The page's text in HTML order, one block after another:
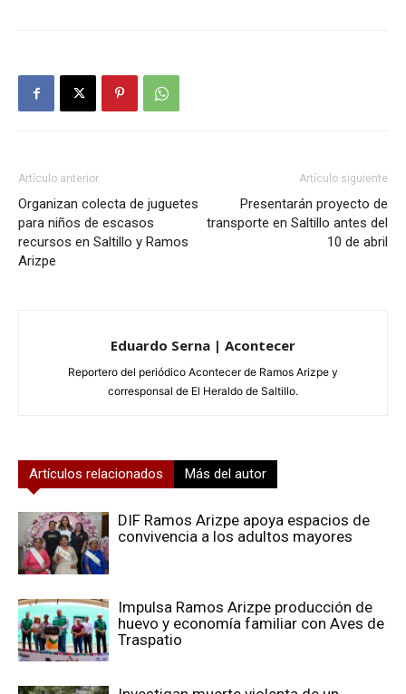
Artículo anterior
Organizan colecta de juguetes
para niños de escasos
recursos en Saltillo y Ramos
Arizpe
Artículo siguiente
Presentarán proyecto de
transporte en Saltillo antes del
10 de abril
Eduardo Serna | Acontecer
Reportero del periódico Acontecer de Ramos Arizpe y
corresponsal de El Heraldo de Saltillo.
Artículos relacionados Más del autor
DIF Ramos Arizpe apoya espacios de
convivencia a los adultos mayores
Impulsa Ramos Arizpe producción de
huevo y economía familiar con Aves de
Traspatio